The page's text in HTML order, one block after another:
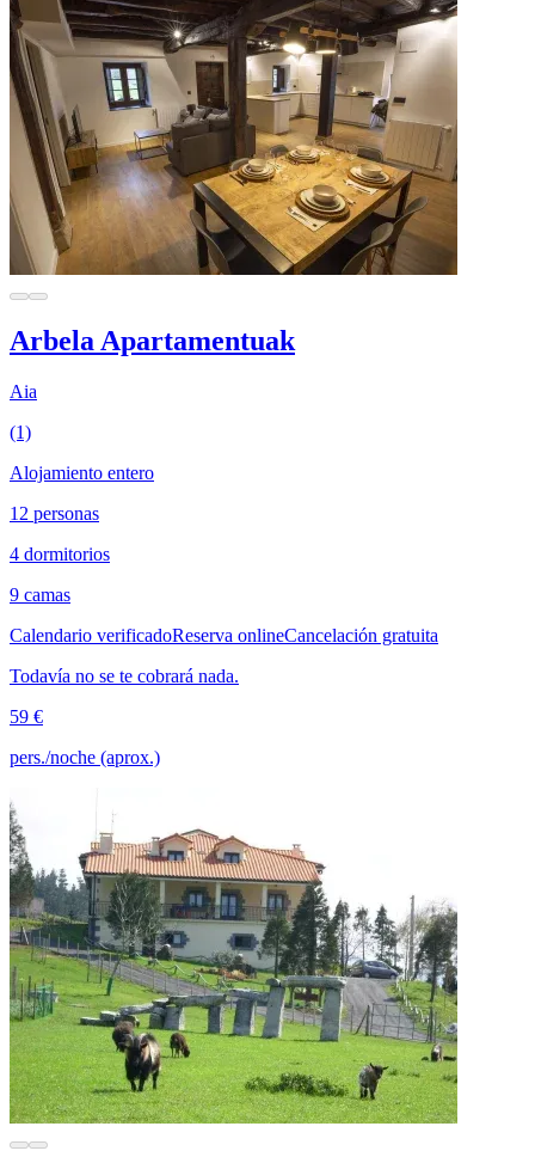
Arbela Apartamentuak
Aia
(1)
Alojamiento entero
12 personas
4 dormitorios
9 camas
Calendario verificadoReserva onlineCancelación gratuita
Todavía no se te cobrará nada.
59 €
pers./noche (aprox.)